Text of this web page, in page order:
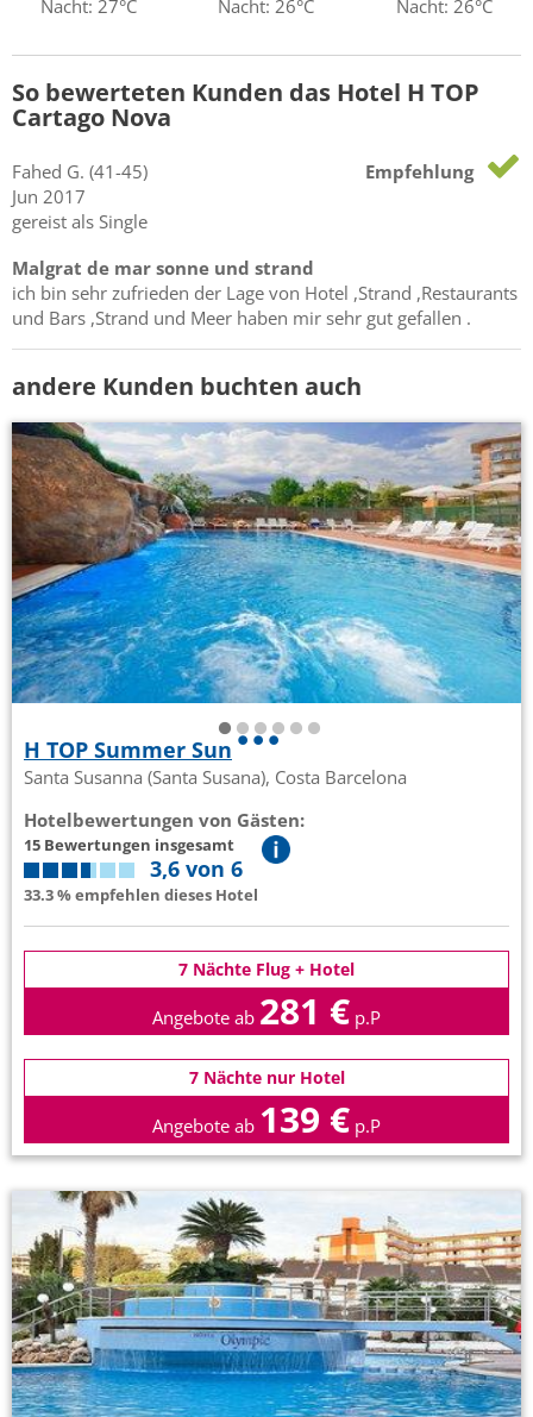
Nacht: 27°C Nacht: 26°C Nacht: 26°C
So bewerteten Kunden das Hotel H TOP
Cartago Nova
Fahed G. (41-45)
Jun 2017
gereist als Single
Empfehlung
Malgrat de mar sonne und strand
ich bin sehr zufrieden der Lage von Hotel ,Strand ,Restaurants
und Bars ,Strand und Meer haben mir sehr gut gefallen .
andere Kunden buchten auch
H TOP Summer Sun
Santa Susanna (Santa Susana), Costa Barcelona
Hotelbewertungen von Gästen:
15 Bewertungen insgesamt
3,6 von 6
33.3 % empfehlen dieses Hotel
7 Nächte Flug + Hotel
Angebote ab 281 € p.P
7 Nächte nur Hotel
Angebote ab 139 € p.P